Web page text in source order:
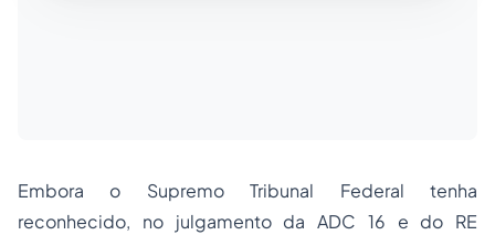
Embora o Supremo Tribunal Federal tenha
reconhecido, no julgamento da ADC 16 e do RE